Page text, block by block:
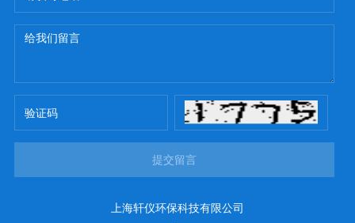
提交留言
上海轩仪环保科技有限公司